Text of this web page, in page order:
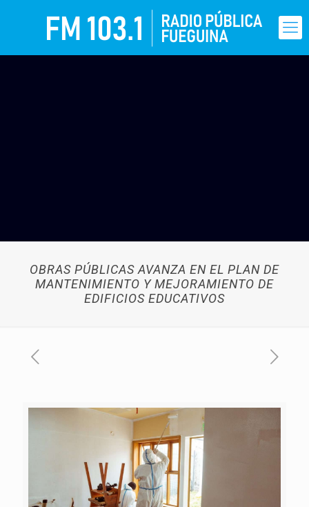
OBRAS PÚBLICAS AVANZA EN EL PLAN DE
MANTENIMIENTO Y MEJORAMIENTO DE
EDIFICIOS EDUCATIVOS